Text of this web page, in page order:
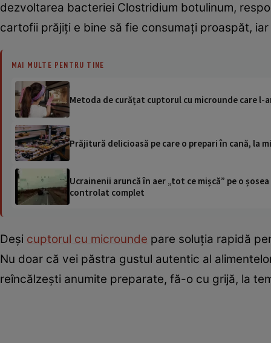
dezvoltarea bacteriei Clostridium botulinum,
cartofii prăjiți e bine să fie consumați proaspăt,
MAI MULTE PENTRU TINE
Metoda de curățat cuptorul cu microunde care
Prăjitură delicioasă pe care o prepari în cană, la
Ucrainenii aruncă în aer „tot ce mișcă” pe o
controlat complet
Deși cuptorul cu microunde pare soluția rapidă
Nu doar că vei păstra gustul autentic al
reîncălzești anumite preparate, fă-o cu grijă, la